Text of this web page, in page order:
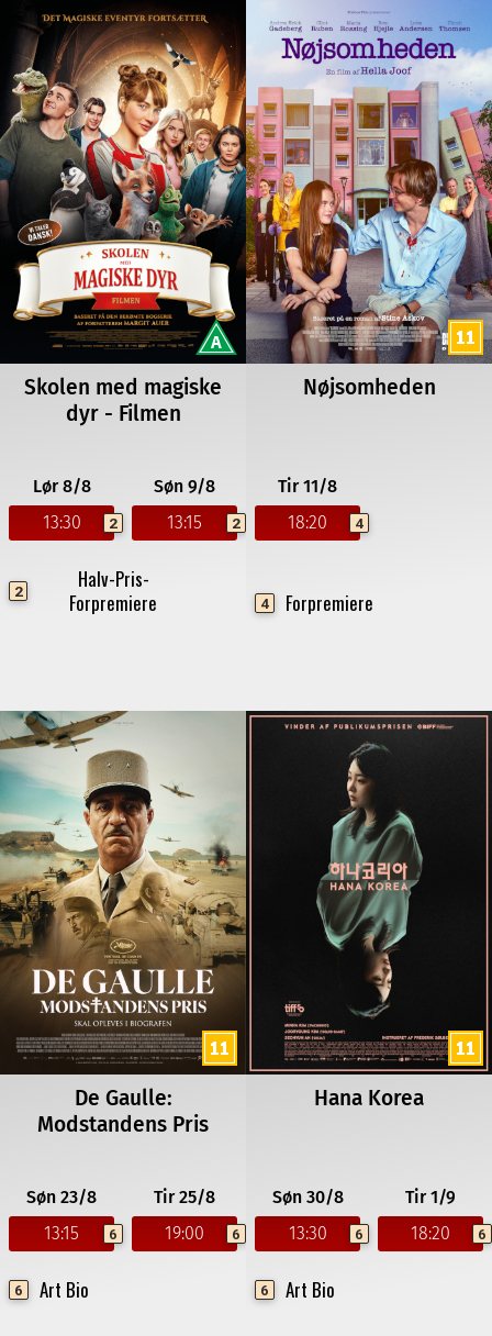
Skolen med magiske
dyr - Filmen
Lør 8/8
13:30
2
Søn 9/8
13:15
2
2
Halv-Pris-
Forpremiere
Nøjsomheden
Tir 11/8
18:20
4
4 Forpremiere
De Gaulle:
Modstandens Pris
Søn 23/8
13:15
6
Tir 25/8
19:00
6
6 Art Bio
Hana Korea
Søn 30/8
13:30
6
Tir 1/9
18:20
6
6 Art Bio